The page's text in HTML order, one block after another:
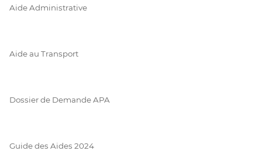
Aide Administrative
Aide au Transport
Dossier de Demande APA
Guide des Aides 2024